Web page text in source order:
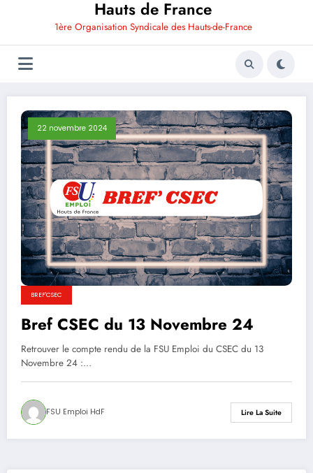
Hauts de France
1ère Organisation Syndicale des Hauts-de-France
22 novembre 2024
BREF'CSEC
Bref CSEC du 13 Novembre 24
Retrouver le compte rendu de la FSU Emploi du CSEC du 13
Novembre 24 :…
FSU Emploi HdF Lire La Suite